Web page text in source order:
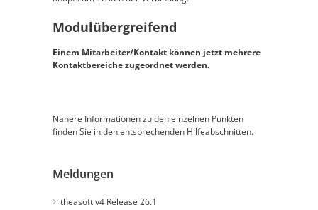
Modulübergreifend
Einem Mitarbeiter/Kontakt können jetzt mehrere
Kontaktbereiche zugeordnet werden.
Nähere Informationen zu den einzelnen Punkten
finden Sie in den entsprechenden Hilfeabschnitten.
Meldungen
theasoft v4 Release 26.1